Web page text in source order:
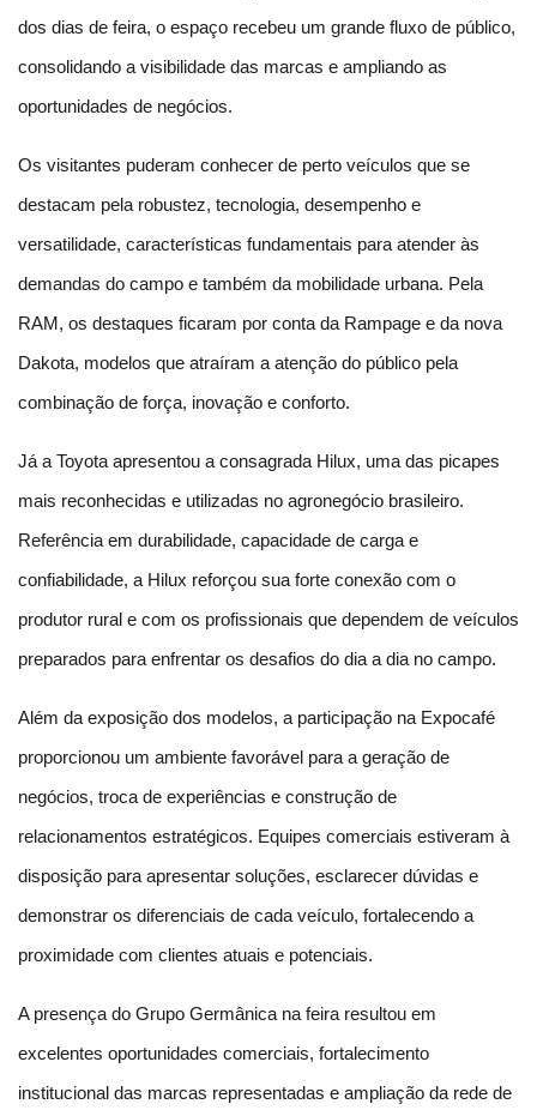
dos dias de feira, o espaço recebeu um grande fluxo de público,
consolidando a visibilidade das marcas e ampliando as
oportunidades de negócios.
Os visitantes puderam conhecer de perto veículos que se
destacam pela robustez, tecnologia, desempenho e
versatilidade, características fundamentais para atender às
demandas do campo e também da mobilidade urbana. Pela
RAM, os destaques ficaram por conta da Rampage e da nova
Dakota, modelos que atraíram a atenção do público pela
combinação de força, inovação e conforto.
Já a Toyota apresentou a consagrada Hilux, uma das picapes
mais reconhecidas e utilizadas no agronegócio brasileiro.
Referência em durabilidade, capacidade de carga e
confiabilidade, a Hilux reforçou sua forte conexão com o
produtor rural e com os profissionais que dependem de veículos
preparados para enfrentar os desafios do dia a dia no campo.
Além da exposição dos modelos, a participação na Expocafé
proporcionou um ambiente favorável para a geração de
negócios, troca de experiências e construção de
relacionamentos estratégicos. Equipes comerciais estiveram à
disposição para apresentar soluções, esclarecer dúvidas e
demonstrar os diferenciais de cada veículo, fortalecendo a
proximidade com clientes atuais e potenciais.
A presença do Grupo Germânica na feira resultou em
excelentes oportunidades comerciais, fortalecimento
institucional das marcas representadas e ampliação da rede de